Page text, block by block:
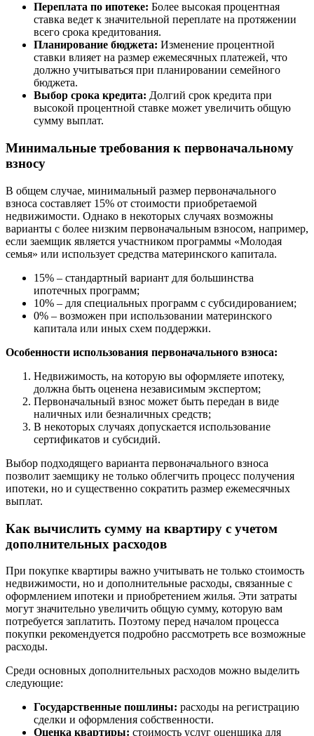
Переплата по ипотеке: Более высокая процентная
ставка ведет к значительной переплате на протяжении
всего срока кредитования.
Планирование бюджета: Изменение процентной
ставки влияет на размер ежемесячных платежей, что
должно учитываться при планировании семейного
бюджета.
Выбор срока кредита: Долгий срок кредита при
высокой процентной ставке может увеличить общую
сумму выплат.
Минимальные требования к первоначальному
взносу
В общем случае, минимальный размер первоначального
взноса составляет 15% от стоимости приобретаемой
недвижимости. Однако в некоторых случаях возможны
варианты с более низким первоначальным взносом, например,
если заемщик является участником программы «Молодая
семья» или использует средства материнского капитала.
15% – стандартный вариант для большинства
ипотечных программ;
10% – для специальных программ с субсидированием;
0% – возможен при использовании материнского
капитала или иных схем поддержки.
Особенности использования первоначального взноса:
Недвижимость, на которую вы оформляете ипотеку,
должна быть оценена независимым экспертом;
Первоначальный взнос может быть передан в виде
наличных или безналичных средств;
В некоторых случаях допускается использование
сертификатов и субсидий.
Выбор подходящего варианта первоначального взноса
позволит заемщику не только облегчить процесс получения
ипотеки, но и существенно сократить размер ежемесячных
выплат.
Как вычислить сумму на квартиру с учетом
дополнительных расходов
При покупке квартиры важно учитывать не только стоимость
недвижимости, но и дополнительные расходы, связанные с
оформлением ипотеки и приобретением жилья. Эти затраты
могут значительно увеличить общую сумму, которую вам
потребуется заплатить. Поэтому перед началом процесса
покупки рекомендуется подробно рассмотреть все возможные
расходы.
Среди основных дополнительных расходов можно выделить
следующие:
Государственные пошлины: расходы на регистрацию
сделки и оформления собственности.
Оценка квартиры: стоимость услуг оценщика для